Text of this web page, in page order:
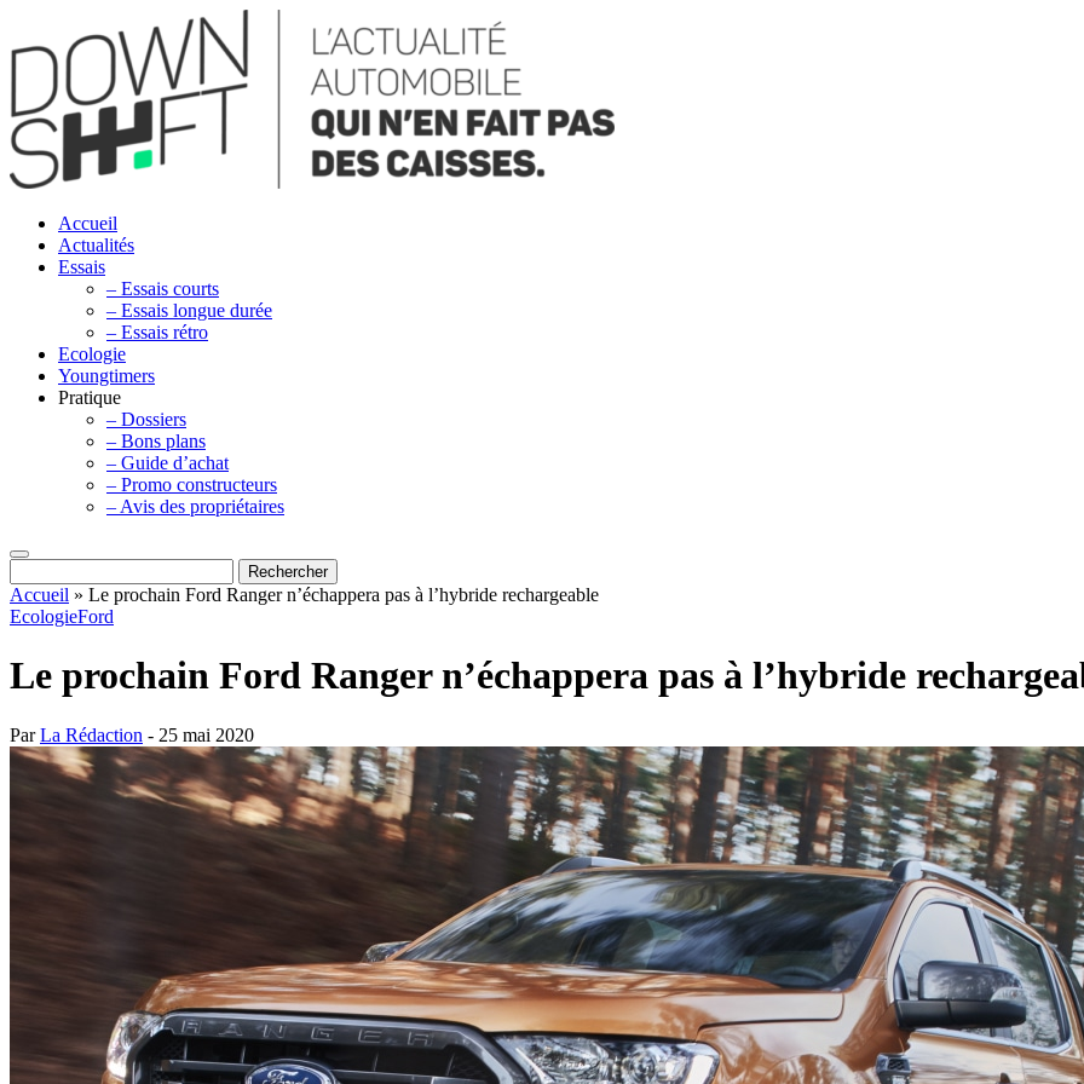
Accueil
Actualités
Essais
– Essais courts
– Essais longue durée
– Essais rétro
Ecologie
Youngtimers
Pratique
– Dossiers
– Bons plans
– Guide d’achat
– Promo constructeurs
– Avis des propriétaires
Accueil » Le prochain Ford Ranger n’échappera pas à l’hybride rechargeable
EcologieFord
Le prochain Ford Ranger n’échappera pas à l’hybride
ParLa Rédaction - 25 mai 2020